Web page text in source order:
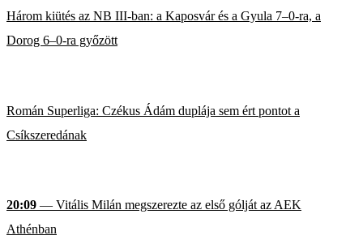
Három kiütés az NB III-ban: a Kaposvár és a Gyula 7–0-ra, a
Dorog 6–0-ra győzött
Román Superliga: Czékus Ádám duplája sem ért pontot a
Csíkszeredának
20:09 — Vitális Milán megszerezte az első gólját az AEK
Athénban